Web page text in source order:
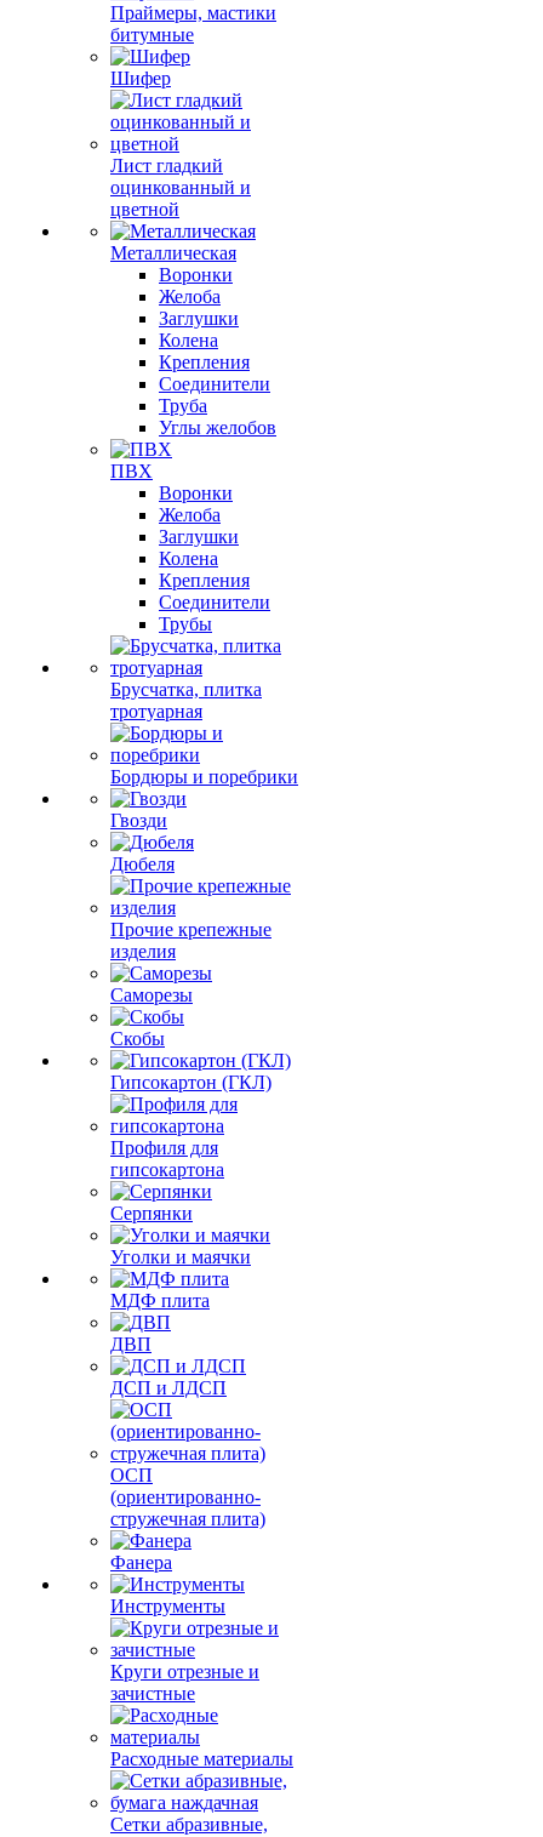
Праймеры, мастики
битумные
Шифер
Лист гладкий
оцинкованный и
цветной
Металлическая
Воронки
Желоба
Заглушки
Колена
Крепления
Соединители
Труба
Углы желобов
ПВХ
Воронки
Желоба
Заглушки
Колена
Крепления
Соединители
Трубы
Брусчатка, плитка
тротуарная
Бордюры и поребрики
Гвозди
Дюбеля
Прочие крепежные
изделия
Саморезы
Скобы
Гипсокартон (ГКЛ)
Профиля для
гипсокартона
Серпянки
Уголки и маячки
МДФ плита
ДВП
ДСП и ЛДСП
ОСП
(ориентированно-
стружечная плита)
Фанера
Инструменты
Круги отрезные и
зачистные
Расходные материалы
Сетки абразивные,